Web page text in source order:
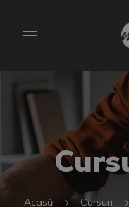
Acasă Cursuri